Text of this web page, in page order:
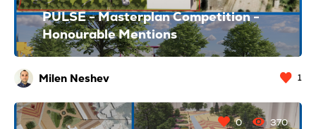
PULSE - Masterplan Competition -
Honourable Mentions
Milen Neshev 1
0 370